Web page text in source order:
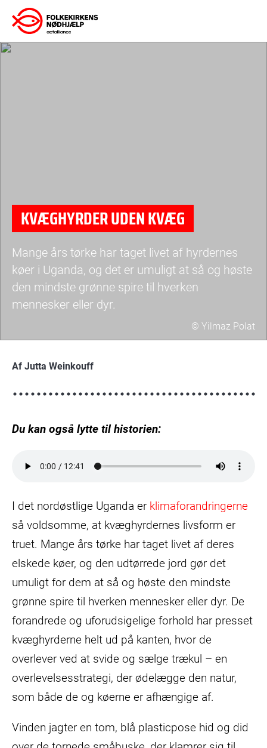
Gå
til
indhold
© Yilmaz Polat
bærer
Uganda
KVÆGHYRDER UDEN KVÆG
Mange års tørke har taget livet af hyrdernes
køer i Uganda, og det er umuligt at så og høste
den mindste grønne spire til hverken
mennesker eller dyr.
Af Jutta Weinkouff
Du kan også lytte til historien:
I det nordøstlige Uganda er klimaforandringerne
så voldsomme, at kvæghyrdernes livsform er
truet. Mange års tørke har taget livet af deres
elskede køer, og den udtørrede jord gør det
umuligt for dem at så og høste den mindste
grønne spire til hverken mennesker eller dyr. De
forandrede og uforudsigelige forhold har presset
kvæghyrderne helt ud på kanten, hvor de
overlever ved at svide og sælge trækul – en
overlevelsesstrategi, der ødelægge den natur,
som både de og køerne er afhængige af.
Vinden jagter en tom, blå plasticpose hid og did